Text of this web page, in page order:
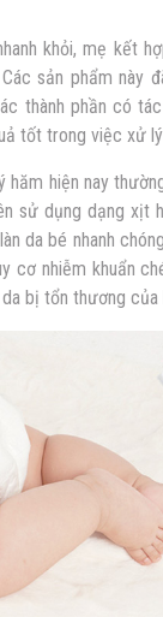
khỏi, mẹ kết
sản phẩm này
thành phần có
tốt trong việc xử lý
hăm hiện nay
sử dụng dạng xịt
da bé nhanh
cơ nhiễm khuẩn
bị tổn thương của